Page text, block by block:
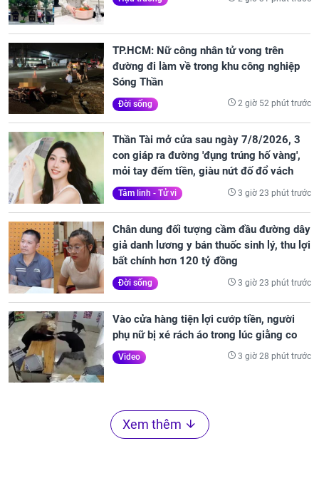
TP.HCM: Nữ công nhân tử vong trên
đường đi làm về trong khu công nghiệp
Sóng Thần
Đời sống 2 giờ 52 phút trước
Thần Tài mở cửa sau ngày 7/8/2026, 3
con giáp ra đường 'đụng trúng hố vàng',
mỏi tay đếm tiền, giàu nứt đố đổ vách
Tâm linh - Tử vi 3 giờ 23 phút trước
Chân dung đối tượng cầm đầu đường dây
giả danh lương y bán thuốc sinh lý, thu lợi
bất chính hơn 120 tỷ đồng
Đời sống 3 giờ 23 phút trước
Vào cửa hàng tiện lợi cướp tiền, người
phụ nữ bị xé rách áo trong lúc giằng co
Video 3 giờ 28 phút trước
Xem thêm